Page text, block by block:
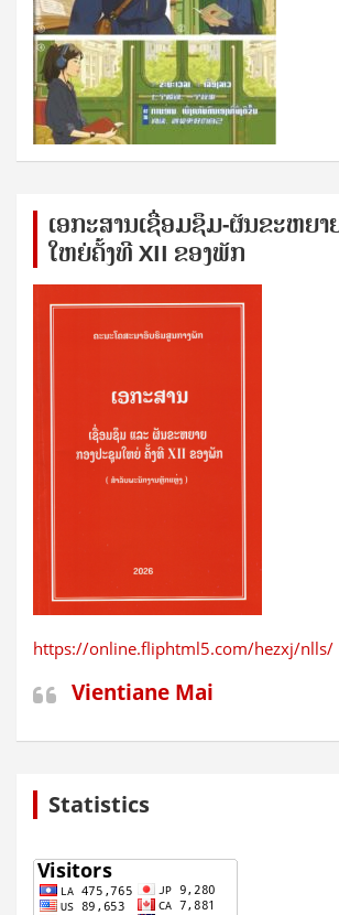
ເອກ​ະ​ສານ​ເຊ​ື່ອມ​ຊ​ຶມ-ຜັນ​ຂະ​ຫ​ຍາ
ໃຫຍ່​ຄັ້ງ​ທີ XII ຂອງ​ພັກ
https://online.fliphtml5.com/hezxj/nlls/
Vientiane Mai
Statistics